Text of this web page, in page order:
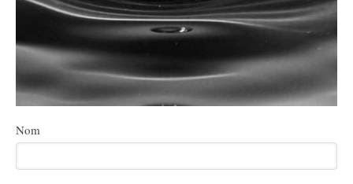
Nom